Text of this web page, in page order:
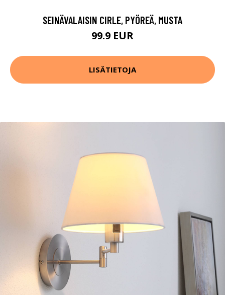
SEINÄVALAISIN CIRLE, PYÖREÄ, MUSTA
99.9 EUR
LISÄTIETOJA